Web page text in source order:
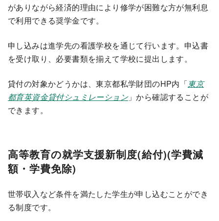
がありながら経済的理由により修学が困難な方が無利息
で利用できる奨学金です。
申し込みは進学先の看護学校を通じて行います。申込書
を受け取り、必要書類を揃えて学校に提出します。
貸付の対象かどうかは、東京都私学財団のHP内「東京
都育英資金貸付シュミレーション」から確認することが
できます。
高等教育の就学支援新制度(給付)(学費減
額・学費免除)
世帯収入など条件を満たした学生が申し込むことができ
る制度です。